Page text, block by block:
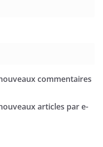
commentaires
articles par e-